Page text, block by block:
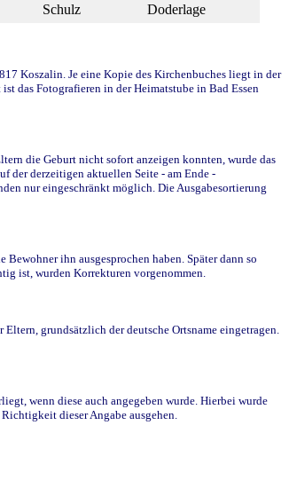
Schulz Doderlage
Koszalin. Je eine Kopie des Kirchenbuches liegt in der
das Fotografieren in der Heimatstube in Bad Essen
die Geburt nicht sofort anzeigen konnten, wurde das
der derzeitigen aktuellen Seite - am Ende -
nur eingeschränkt möglich. Die Ausgabesortierung
ihn ausgesprochen haben. Später dann so
ist, wurden Korrekturen vorgenommen.
grundsätzlich der deutsche Ortsname eingetragen.
wenn diese auch angegeben wurde. Hierbei wurde
dieser Angabe ausgehen.